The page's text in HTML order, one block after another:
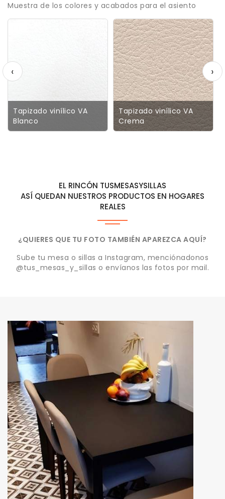
Muestra de los colores y acabados para el asiento
Tapizado vinílico VA
Blanco
Tapizado vinílico VA
Crema
‹ ›
EL RINCÓN TUSMESASYSILLAS
ASÍ QUEDAN NUESTROS PRODUCTOS EN HOGARES
REALES
¿QUIERES QUE TU FOTO TAMBIÉN APAREZCA AQUÍ?
Sube tu mesa o sillas a Instagram, menciónadonos
@tus_mesas_y_sillas o envíanos las fotos por mail.